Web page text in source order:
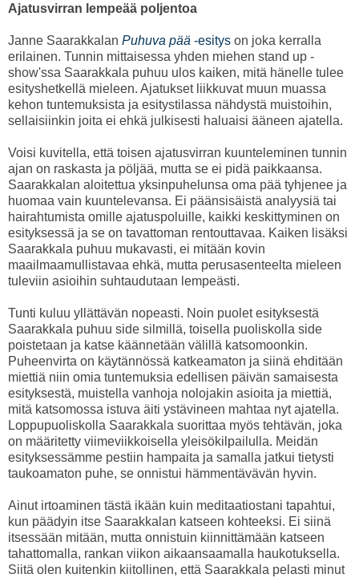
Ajatusvirran lempeää poljentoa
Janne Saarakkalan Puhuva pää -esitys on joka kerralla
erilainen. Tunnin mittaisessa yhden miehen stand up -
show'ssa Saarakkala puhuu ulos kaiken, mitä hänelle tulee
esityshetkellä mieleen. Ajatukset liikkuvat muun muassa
kehon tuntemuksista ja esitystilassa nähdystä muistoihin,
sellaisiinkin joita ei ehkä julkisesti haluaisi ääneen ajatella.
Voisi kuvitella, että toisen ajatusvirran kuunteleminen tunnin
ajan on raskasta ja pöljää, mutta se ei pidä paikkaansa.
Saarakkalan aloitettua yksinpuhelunsa oma pää tyhjenee ja
huomaa vain kuuntelevansa. Ei päänsisäistä analyysiä tai
hairahtumista omille ajatuspoluille, kaikki keskittyminen on
esityksessä ja se on tavattoman rentouttavaa. Kaiken lisäksi
Saarakkala puhuu mukavasti, ei mitään kovin
maailmaamullistavaa ehkä, mutta perusasenteelta mieleen
tuleviin asioihin suhtaudutaan lempeästi.
Tunti kuluu yllättävän nopeasti. Noin puolet esityksestä
Saarakkala puhuu side silmillä, toisella puoliskolla side
poistetaan ja katse käännetään välillä katsomoonkin.
Puheenvirta on käytännössä katkeamaton ja siinä ehditään
miettiä niin omia tuntemuksia edellisen päivän samaisesta
esityksestä, muistella vanhoja nolojakin asioita ja miettiä,
mitä katsomossa istuva äiti ystävineen mahtaa nyt ajatella.
Loppupuoliskolla Saarakkala suorittaa myös tehtävän, joka
on määritetty viimeviikkoisella yleisökilpailulla. Meidän
esityksessämme pestiin hampaita ja samalla jatkui tietysti
taukoamaton puhe, se onnistui hämmentävävän hyvin.
Ainut irtoaminen tästä ikään kuin meditaatiostani tapahtui,
kun päädyin itse Saarakkalan katseen kohteeksi. Ei siinä
itsessään mitään, mutta onnistuin kiinnittämään katseen
tahattomalla, rankan viikon aikaansaamalla haukotuksella.
Siitä olen kuitenkin kiitollinen, että Saarakkala pelasti minut